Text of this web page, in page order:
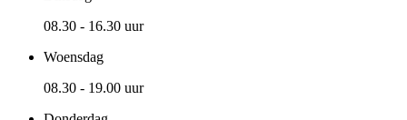
08.30 - 16.30 uur
Woensdag
08.30 - 19.00 uur